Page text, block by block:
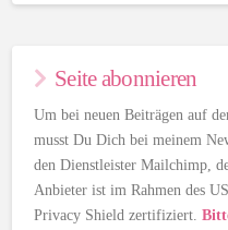
Seite abonnieren
Um bei neuen Beiträgen auf
musst Du Dich bei meinem
den Dienstleister Mailchimp,
Anbieter ist im Rahmen des
Privacy Shield zertifiziert.